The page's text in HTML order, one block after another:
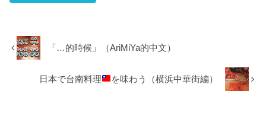
「…的時候」（AriMiYa的中文）
日本で台南料理 を味わう（横浜中華街編）